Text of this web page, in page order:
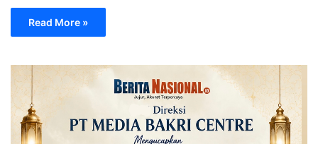
Read More »